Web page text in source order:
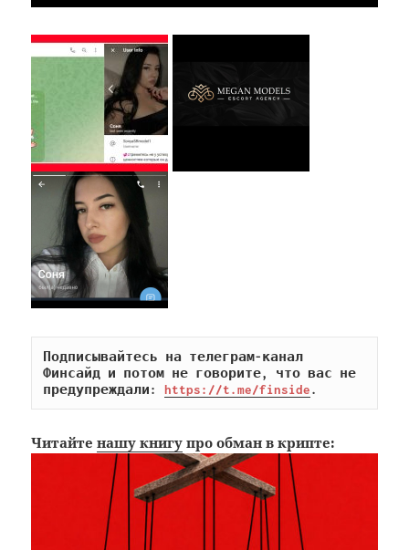
Подписывайтесь на телеграм-канал
Финсайд и потом не говорите, что вас не
предупреждали: https://t.me/finside.
Читайтенашу книгу про обман в крипте: